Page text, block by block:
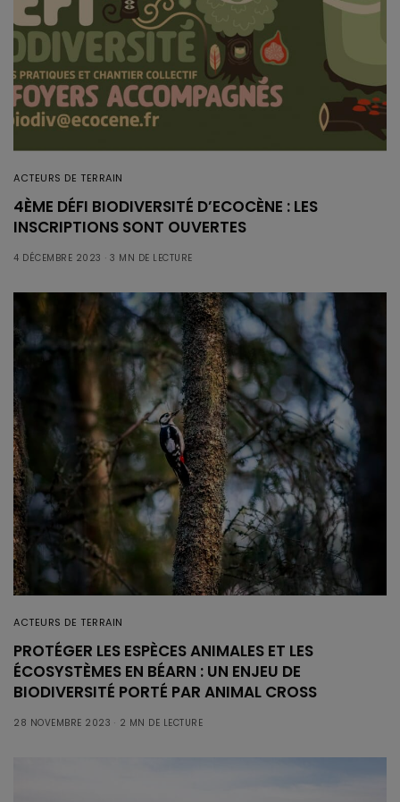
ACTEURS DE TERRAIN
4ÈME DÉFI BIODIVERSITÉ D’ECOCÈNE : LES
INSCRIPTIONS SONT OUVERTES
4 DÉCEMBRE 2023 3 MN DE LECTURE
ACTEURS DE TERRAIN
PROTÉGER LES ESPÈCES ANIMALES ET LES
ÉCOSYSTÈMES EN BÉARN : UN ENJEU DE
BIODIVERSITÉ PORTÉ PAR ANIMAL CROSS
28 NOVEMBRE 2023 2 MN DE LECTURE